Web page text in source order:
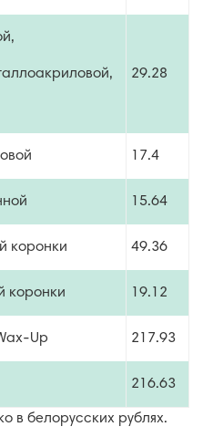
29.28
17.4
15.64
коронки 49.36
коронки 19.12
Up 217.93
216.63
в белорусских рублях.